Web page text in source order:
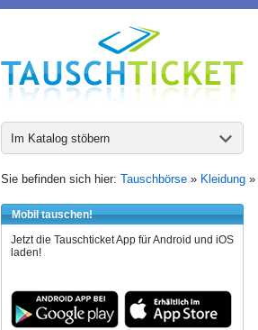
Im Katalog stöbern
Sie befinden sich hier: Tauschbörse » Kleidung »
Mobil tauschen!
Jetzt die Tauschticket App für Android und iOS
laden!